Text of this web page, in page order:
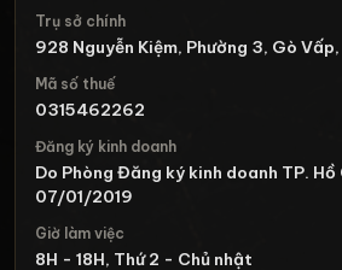
Trụ sở chính
928 Nguyễn Kiệm, Phường 3, Gò
Mã số thuế
0315462262
Đăng ký kinh doanh
Do Phòng Đăng ký kinh doanh TP.
07/01/2019
Giờ làm việc
8H - 18H, Thứ 2 - Chủ nhật